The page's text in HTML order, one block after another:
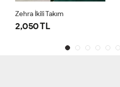
Zehra İkili Takım
2,050 TL